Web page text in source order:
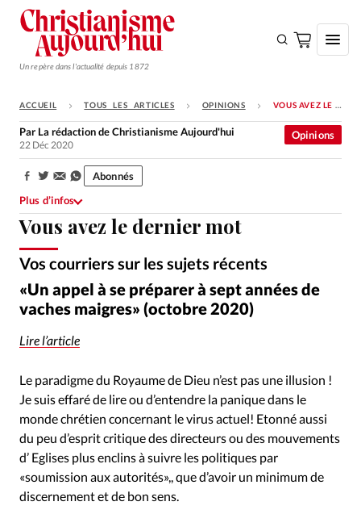
Un repère dans l'actualité depuis 1872
S'ABONNER
Monde
Eglises
Opinions
Tous les articles
Faire un don
Emploi
Se connecter
Devise:
CHF
RUBRIQUES
Tous les articles
Actualité chrétienne
Actualité internationale
Chronique
Culture
Dossier
Eglises Génération réveil
ACCUEIL TOUS LES ARTICLES OPINIONS VOUS AVEZ LE DERNIER MOT
Vous avez le dernier mot
Vos courriers sur les sujets récents
Opinions
Par La rédaction de Christianisme Aujourd'hui
22 Déc 2020
Partager:
Abonnés
Plus d’infos
©Suzy Hazelwood / Pexels
«Un appel à se préparer à sept années de
vaches maigres» (octobre 2020)
Lire l’article
Le paradigme du Royaume de Dieu n’est pas une illusion !
Je suis effaré de lire ou d’entendre la panique dans le
monde chrétien concernant le virus actuel! Etonné aussi
du peu d’esprit critique des directeurs ou des mouvements
d’ Eglises plus enclins à suivre les politiques par
«soumission aux autorités»,, que d’avoir un minimum de
discernement et de bon sens.